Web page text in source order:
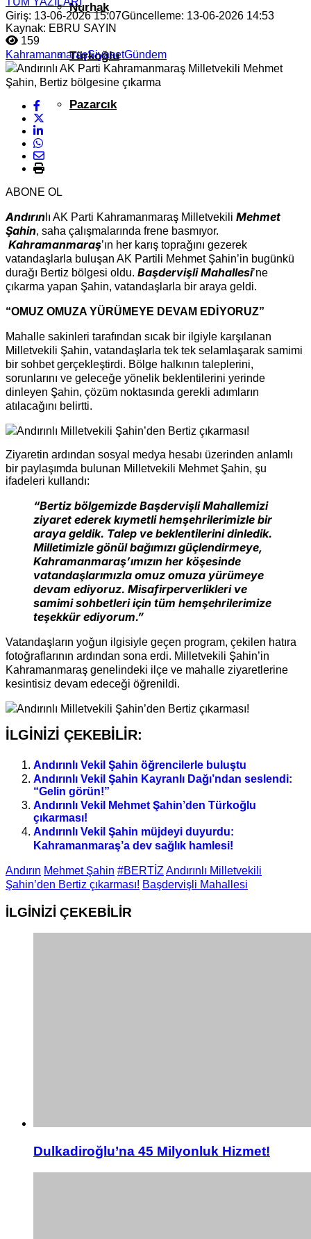
Nurhak
Türkoğlu
Pazarcık
Giriş: 13-06-2026 15:07Güncelleme: 13-06-2026 14:53
Kaynak: EBRU SAYIN
159
KahramanmaraşSiyasetGündem
ABONE OL
Andırın lı AK Parti Kahramanmaraş Milletvekili Mehmet
Şahin, saha çalışmalarında frene basmıyor.
Kahramanmaraş’ın her karış toprağını gezerek
vatandaşlarla buluşan AK Partili Mehmet Şahin’in bugünkü
durağı Bertiz bölgesi oldu. Başdervişli Mahallesi’ne
çıkarma yapan Şahin, vatandaşlarla bir araya geldi.
“OMUZ OMUZA YÜRÜMEYE DEVAM EDİYORUZ”
Mahalle sakinleri tarafından sıcak bir ilgiyle karşılanan
Milletvekili Şahin, vatandaşlarla tek tek selamlaşarak samimi
bir sohbet gerçekleştirdi. Bölge halkının taleplerini,
sorunlarını ve geleceğe yönelik beklentilerini yerinde
dinleyen Şahin, çözüm noktasında gerekli adımların
atılacağını belirtti.
Ziyaretin ardından sosyal medya hesabı üzerinden anlamlı
bir paylaşımda bulunan Milletvekili Mehmet Şahin, şu
ifadeleri kullandı:
“Bertiz bölgemizde Başdervişli Mahallemizi
ziyaret ederek kıymetli hemşehrilerimizle bir
araya geldik. Talep ve beklentilerini dinledik.
Milletimizle gönül bağımızı güçlendirmeye,
Kahramanmaraş’ımızın her köşesinde
vatandaşlarımızla omuz omuza yürümeye
devam ediyoruz. Misafirperverlikleri ve
samimi sohbetleri için tüm hemşehrilerimize
teşekkür ediyorum.”
Vatandaşların yoğun ilgisiyle geçen program, çekilen hatıra
fotoğraflarının ardından sona erdi. Milletvekili Şahin’in
Kahramanmaraş genelindeki ilçe ve mahalle ziyaretlerine
kesintisiz devam edeceği öğrenildi.
İLGİNİZİ ÇEKEBİLİR:
Andırınlı Vekil Şahin öğrencilerle buluştu
Andırınlı Vekil Şahin Kayranlı Dağı’ndan seslendi:
“Gelin görün!”
Andırınlı Vekil Mehmet Şahin’den Türkoğlu
çıkarması!
Andırınlı Vekil Şahin müjdeyi duyurdu:
Kahramanmaraş’a dev sağlık hamlesi!
Andırın Mehmet Şahin #BERTİZ Andırınlı Milletvekili
Şahin’den Bertiz çıkarması! Başdervişli Mahallesi
İLGİNİZİ ÇEKEBİLİR
Dulkadiroğlu’na 45 Milyonluk Hizmet!